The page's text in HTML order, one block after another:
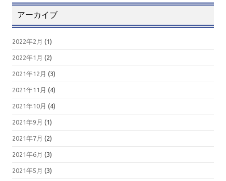
アーカイブ
2022年2月 (1)
2022年1月 (2)
2021年12月 (3)
2021年11月 (4)
2021年10月 (4)
2021年9月 (1)
2021年7月 (2)
2021年6月 (3)
2021年5月 (3)